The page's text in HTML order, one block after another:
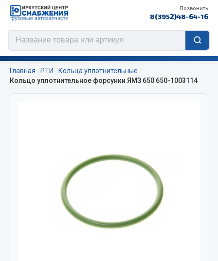
Позвонить
8(3952)48-64-16
Изготовление цепей на колеса BOHU
Отопители салона, подогреватели
Главная РТИ
Кольца уплотнительные
Кольцо уплотнительное форсунки ЯМЗ 650 650-1003114